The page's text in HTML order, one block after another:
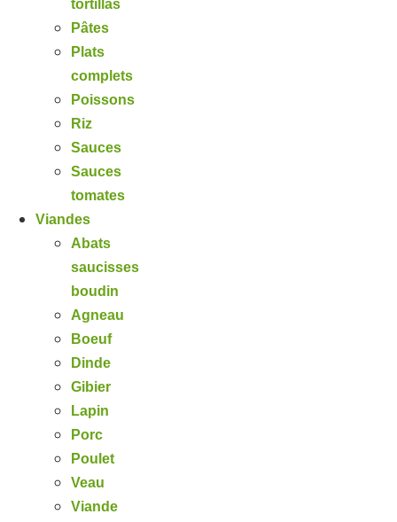
tortillas
Pâtes
Plats
complets
Poissons
Riz
Sauces
Sauces
tomates
Viandes
Abats
saucisses
boudin
Agneau
Boeuf
Dinde
Gibier
Lapin
Porc
Poulet
Veau
Viande